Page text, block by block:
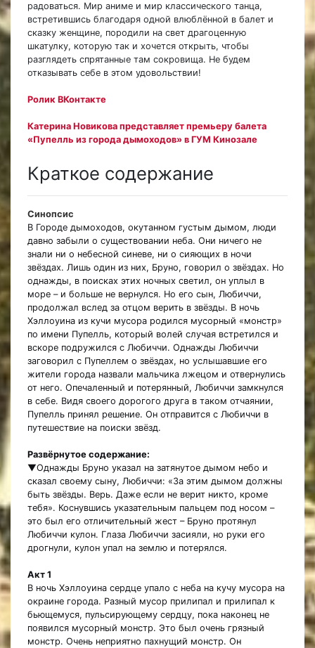
радоваться. Мир аниме и мир классического танца,
встретившись благодаря одной влюблённой в балет и
сказку женщине, породили на свет драгоценную
шкатулку, которую так и хочется открыть, чтобы
разглядеть спрятанные там сокровища. Не будем
отказывать себе в этом удовольствии!
Ролик ВКонтакте
Катерина Новикова представляет премьеру балета
«Пупелль из города дымоходов» в ГУМ Кинозале
Краткое содержание
Синопсис
В Городе дымоходов, окутанном густым дымом, люди
давно забыли о существовании неба. Они ничего не
знали ни о небесной синеве, ни о сияющих в ночи
звёздах. Лишь один из них, Бруно, говорил о звёздах. Но
однажды, в поисках этих ночных светил, он уплыл в
море – и больше не вернулся. Но его сын, Любиччи,
продолжал вслед за отцом верить в звёзды. В ночь
Хэллоуина из кучи мусора родился мусорный «монстр»
по имени Пупелль, который волей случая встретился и
вскоре подружился с Любиччи. Однажды Любиччи
заговорил с Пупеллем о звёздах, но услышавшие его
жители города назвали мальчика лжецом и отвернулись
от него. Опечаленный и потерянный, Любиччи замкнулся
в себе. Видя своего дорогого друга в таком отчаянии,
Пупелль принял решение. Он отправится с Любиччи в
путешествие на поиски звёзд.
Развёрнутое содержание:
▼Однажды Бруно указал на затянутое дымом небо и
сказал своему сыну, Любиччи: «За этим дымом должны
быть звёзды. Верь. Даже если не верит никто, кроме
тебя». Коснувшись указательным пальцем под носом –
это был его отличительный жест – Бруно протянул
Любиччи кулон. Глаза Любиччи засияли, но руки его
дрогнули, кулон упал на землю и потерялся.
Акт 1
В ночь Хэллоуина сердце упало с неба на кучу мусора на
окраине города. Разный мусор прилипал и прилипал к
бьющемуся, пульсирующему сердцу, пока наконец не
появился мусорный монстр. Это был очень грязный
монстр. Очень неприятно пахнущий монстр. Он